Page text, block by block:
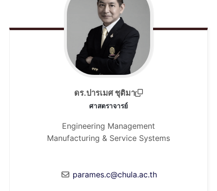
ดร.ปารเมศ ชุติมา
ศาสตราจารย์
Engineering Management
Manufacturing & Service Systems
parames.c@chula.ac.th